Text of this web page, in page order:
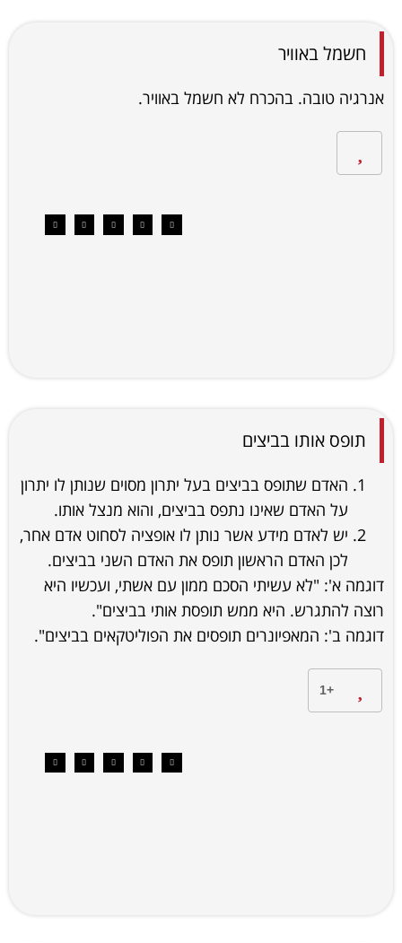
חשמל באוויר
אנרגיה טובה. בהכרח לא חשמל באוויר.
תופס אותו בביצים
האדם שתופס בביצים בעל יתרון מסוים שנותן לו יתרון
על האדם שאינו נתפס בביצים, והוא מנצל אותו.
יש לאדם מידע אשר נותן לו אופציה לסחוט אדם אחר,
לכן האדם הראשון תופס את האדם השני בביצים.
דוגמה א': "לא עשיתי הסכם ממון עם אשתי, ועכשיו היא
רוצה להתגרש. היא ממש תופסת אותי בביצים".
דוגמה ב': המאפיונרים תופסים את הפוליטקאים בביצים".
+1